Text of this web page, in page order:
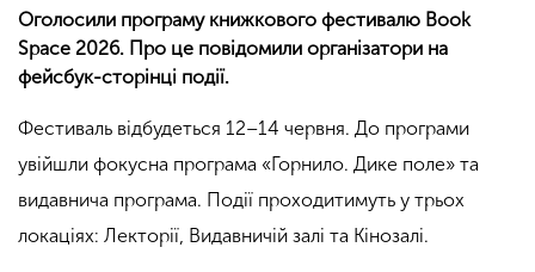
Оголосили програму книжкового фестивалю Book
Space 2026. Про це повідомили організатори на
фейсбук-сторінці події.
Фестиваль відбудеться 12–14 червня. До програми
увійшли фокусна програма «Горнило. Дике поле» та
видавнича програма. Події проходитимуть у трьох
локаціях: Лекторії, Видавничій залі та Кінозалі.